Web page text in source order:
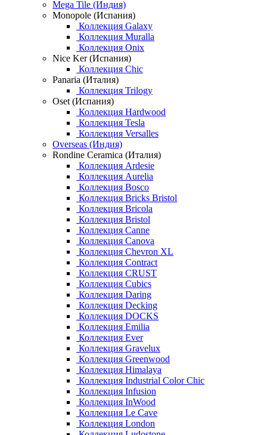
Mega Tile (Индия)
Monopole (Испания)
Коллекция Galaxy
Коллекция Muralla
Коллекция Onix
Nice Ker (Испания)
Коллекция Chic
Panaria (Италия)
Коллекция Trilogy
Oset (Испания)
Коллекция Hardwood
Коллекция Tesla
Коллекция Versalles
Overseas (Индия)
Rondine Ceramica (Италия)
Коллекция Ardesie
Коллекция Aurelia
Коллекция Bosco
Коллекция Bricks Bristol
Коллекция Bricola
Коллекция Bristol
Коллекция Canne
Коллекция Canova
Коллекция Chevron XL
Коллекция Contract
Коллекция CRUST
Коллекция Cubics
Коллекция Daring
Коллекция Decking
Коллекция DOCKS
Коллекция Emilia
Коллекция Ever
Коллекция Gravelux
Коллекция Greenwood
Коллекция Himalaya
Коллекция Industrial Color Chic
Коллекция Infusion
Коллекция InWood
Коллекция Le Cave
Коллекция London